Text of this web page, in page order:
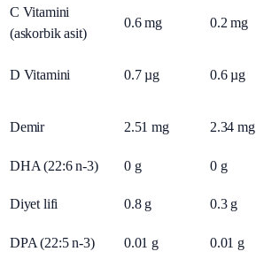
C Vitamini
(askorbik asit)
0.6 mg 0.2 mg
D Vitamini 0.7 µg 0.6 µg
Demir 2.51 mg 2.34 mg
DHA (22:6 n-3) 0 g 0 g
Diyet lifi 0.8 g 0.3 g
DPA (22:5 n-3) 0.01 g 0.01 g